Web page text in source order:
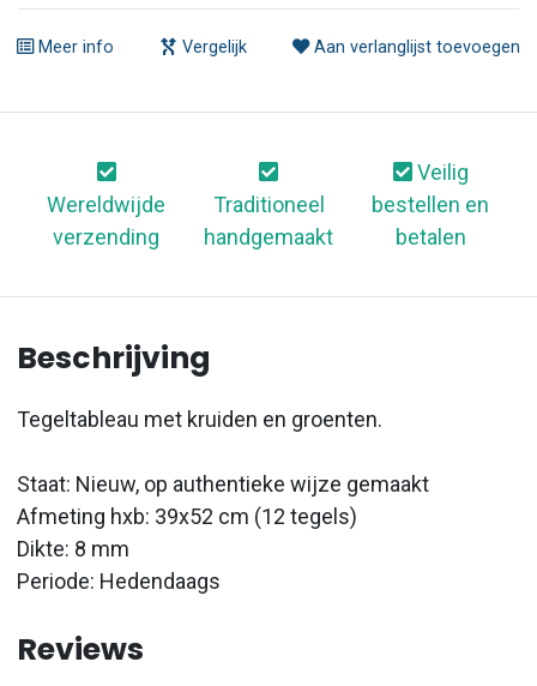
Meer info Vergelijk Aan verlanglijst toevoegen
Wereldwijde
verzending
Traditioneel
handgemaakt
Veilig
bestellen en
betalen
Beschrijving
Tegeltableau met kruiden en groenten.
Staat: Nieuw, op authentieke wijze gemaakt
Afmeting hxb: 39x52 cm (12 tegels)
Dikte: 8 mm
Periode: Hedendaags
Reviews